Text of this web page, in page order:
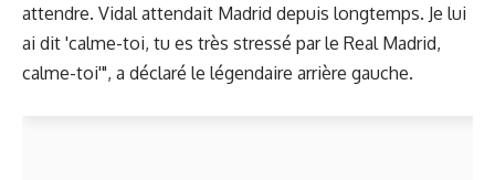
attendre. Vidal attendait Madrid depuis longtemps. Je lui
ai dit 'calme-toi, tu es très stressé par le Real Madrid,
calme-toi'", a déclaré le légendaire arrière gauche.